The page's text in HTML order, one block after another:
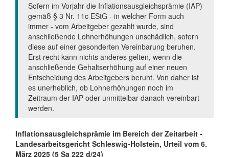
Sofern im Vorjahr die Inflationsausgleichsprämie (IAP)
gemäß § 3 Nr. 11c EStG - in welcher Form auch
immer - vom Arbeitgeber gezahlt wurde, sind
anschließende Lohnerhöhungen unschädlich, sofern
diese auf einer gesonderten Vereinbarung beruhen.
Erst recht kann nichts anderes gelten, wenn die
anschließende Gehaltserhöhung auf einer neuen
Entscheidung des Arbeitgebers beruht. Von daher ist
es unerheblich, ob Lohnerhöhungen noch im
Zeitraum der IAP oder unmittelbar danach vereinbart
werden.
Inflationsausgleichsprämie im Bereich der Zeitarbeit -
Landesarbeitsgericht Schleswig-Holstein, Urteil vom 6.
März 2025 (5 Sa 222 d/24)